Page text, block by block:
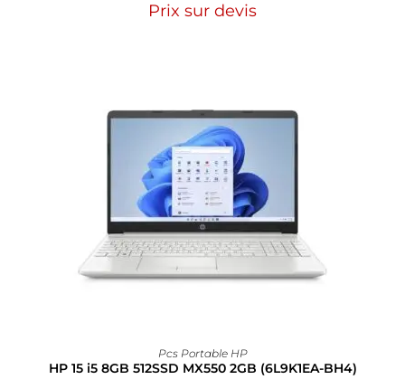
Prix sur devis
Pcs Portable HP
HP 15 i5 8GB 512SSD MX550 2GB (6L9K1EA-BH4)